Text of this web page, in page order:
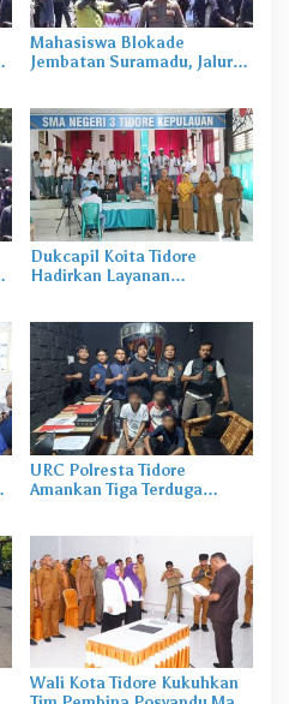
Mahasiswa Blokade
Jembatan Suramadu, Jalur
Dukcapil Koita Tidore
Hadirkan Layanan
URC Polresta Tidore
Amankan Tiga Terduga
Wali Kota Tidore Kukuhkan